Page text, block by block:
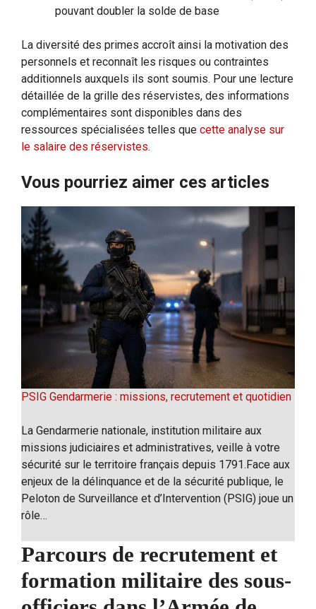
pouvant doubler la solde de base
La diversité des primes accroît ainsi la motivation des
personnels et reconnaît les risques ou contraintes
additionnels auxquels ils sont soumis. Pour une lecture
détaillée de la grille des réservistes, des informations
complémentaires sont disponibles dans des
ressources spécialisées telles que cette analyse sur
le salaire des réservistes.
Vous pourriez aimer ces articles
PSIG Gendarmerie : missions, recrutement et quotidien
La Gendarmerie nationale, institution militaire aux
missions judiciaires et administratives, veille à votre
sécurité sur le territoire français depuis 1791.Face aux
enjeux de la délinquance et de la sécurité publique, le
Peloton de Surveillance et d’Intervention (PSIG) joue un
rôle…
Parcours de recrutement et
formation militaire des sous-